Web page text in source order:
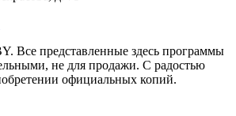
Все представленные здесь программы
не для продажи. С радостью
официальных копий.